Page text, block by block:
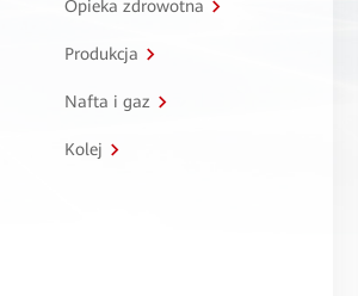
Opieka zdrowotna
Produkcja
Nafta i gaz
Kolej